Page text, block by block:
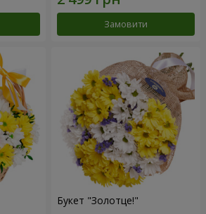
Замовити
Букет "Золотце!"